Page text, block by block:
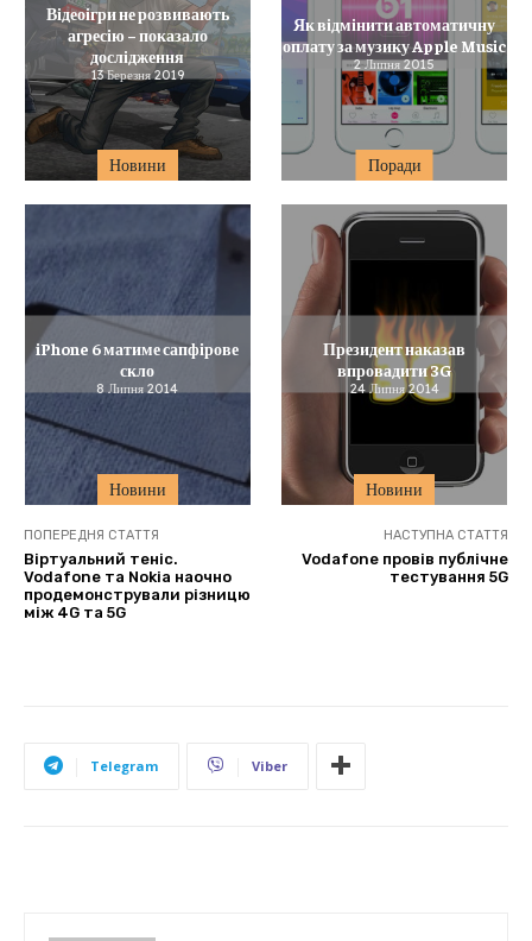
Новини
Відеоігри не розвивають
агресію – показало
дослідження
13 Березня 2019
Поради
Як відмінити автоматичну
оплату за музику Apple Music
2 Липня 2015
Новини
iPhone 6 матиме сапфірове
скло
8 Липня 2014
Новини
Президент наказав
впровадити 3G
24 Липня 2014
ПОПЕРЕДНЯ СТАТТЯ
Віртуальний теніс.
Vodafone та Nokia наочно
продемонстрували різницю
між 4G та 5G
НАСТУПНА СТАТТЯ
Vodafone провів публічне
тестування 5G
Telegram Viber